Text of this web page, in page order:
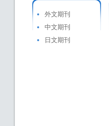
外文期刊
中文期刊
日文期刊